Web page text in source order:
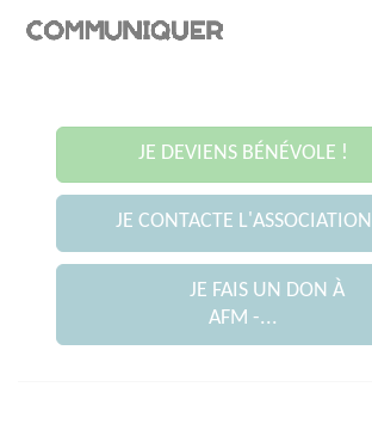
JE DEVIENS BÉNÉVOLE !
JE CONTACTE L'ASSOCIATION
JE FAIS UN DON À
AFM -...